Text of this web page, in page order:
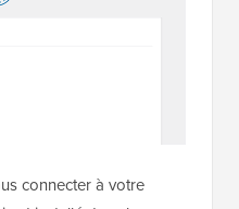
connecter à votre